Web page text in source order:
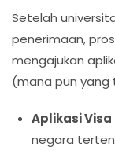
Setelah
penerimaan,
mengajukan
(mana pun yang
Aplikasi Visa
negara